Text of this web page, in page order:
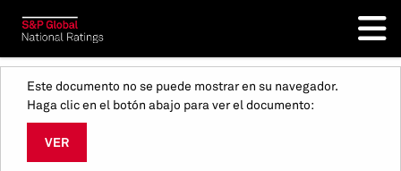
Este documento no se puede mostrar en su navegador.
Haga clic en el botón abajo para ver el documento:
VER